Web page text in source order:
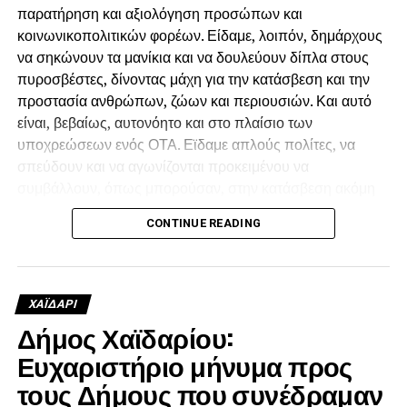
παρατήρηση και αξιολόγηση προσώπων και
κοινωνικοπολιτικών φορέων. Είδαμε, λοιπόν, δημάρχους
να σηκώνουν τα μανίκια και να δουλεύουν δίπλα στους
πυροσβέστες, δίνοντας μάχη για την κατάσβεση και την
προστασία ανθρώπων, ζώων και περιουσιών. Και αυτό
είναι, βεβαίως, αυτονόητο και στο πλαίσιο των
υποχρεώσεων ενός ΟΤΑ. Εϊδαμε απλούς πολίτες, να
σπεύδουν και να αγωνίζονται προκειμένου να
και αν δεν είχαν οι ίδιοι κάποιο κίνδυνο για την περιουσία
τους απλώς, γιατί συντρέχουν εθελοντικά τον
Είδαμε, όμως, και κάποιους άλλους, οι οποίοι
προσέτρεξαν να καπηλευθούν την προσφορά των
εθελοντών και προσπάθησαν να πείσουν ότι δίχως
εκείνους δεν θα γινόταν τίποτε. Ότι δεν υπήρχαν οι
πυροσβέστες και οι άνθρωποι που έδωσαν την ψυχή
τους, παραμένοντας νηστικοί και άυπνοι για μέρες,
CONTINUE READING
ΧΑΪΔΑΡΙ
Δήμος Χαϊδαρίου:
Ευχαριστήριο μήνυμα προς
τους Δήμους που συνέδραμαν